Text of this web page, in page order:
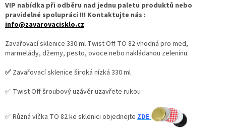
VIP nabídka při odběru nad jednu paletu produktů nebo
pravidelné spolupráci !!! Kontaktujte nás :
info@zavarovacisklo.cz
Zavařovací sklenice 330 ml Twist Off TO 82 vhodná pro med,
marmelády, džemy, pesto, ovoce nebo nakládanou zeleninu.
✅ Zavařovací sklenice široká nízká 330 ml
✅ Twist Off šroubový uzávěr uzavřete rukou
✅ Různá víčka TO 82 ke sklenici objednejte ZDE